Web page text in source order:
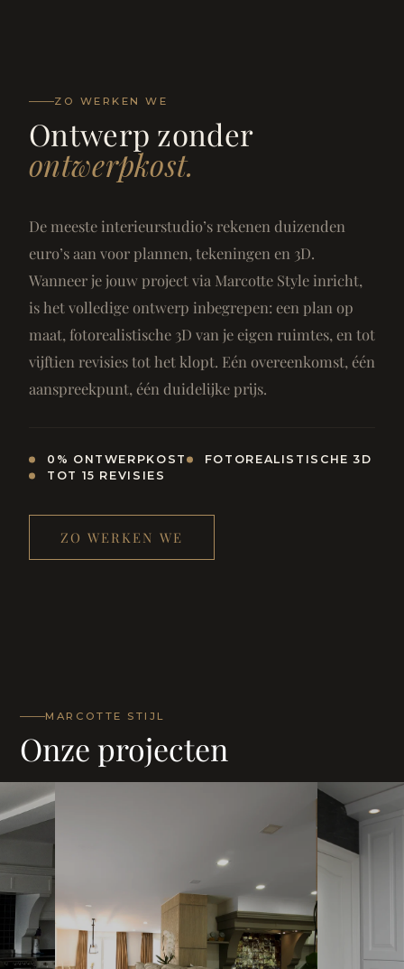
ZO WERKEN WE
Ontwerp zonder
ontwerpkost.
De meeste interieurstudio’s rekenen duizenden
euro’s aan voor plannen, tekeningen en 3D.
Wanneer je jouw project via Marcotte Style inricht,
is het volledige ontwerp inbegrepen: een plan op
maat, fotorealistische 3D van je eigen ruimtes, en tot
vijftien revisies tot het klopt. Eén overeenkomst, één
aanspreekpunt, één duidelijke prijs.
0% ONTWERPKOST
FOTOREALISTISCHE 3D
TOT 15 REVISIES
ZO WERKEN WE
MARCOTTE STIJL
Onze projecten